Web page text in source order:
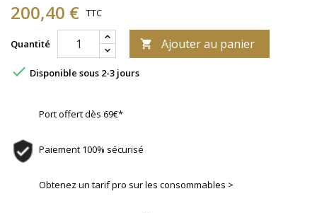
200,40 € TTC
Quantité  Ajouter au panier
 Disponible sous 2-3 jours
Port offert dès 69€*
Paiement 100% sécurisé
Obtenez un tarif pro sur les consommables >